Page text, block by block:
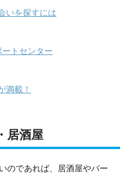
いを探すには
トセンター
満載！
居酒屋
のであれば、居酒屋やバー